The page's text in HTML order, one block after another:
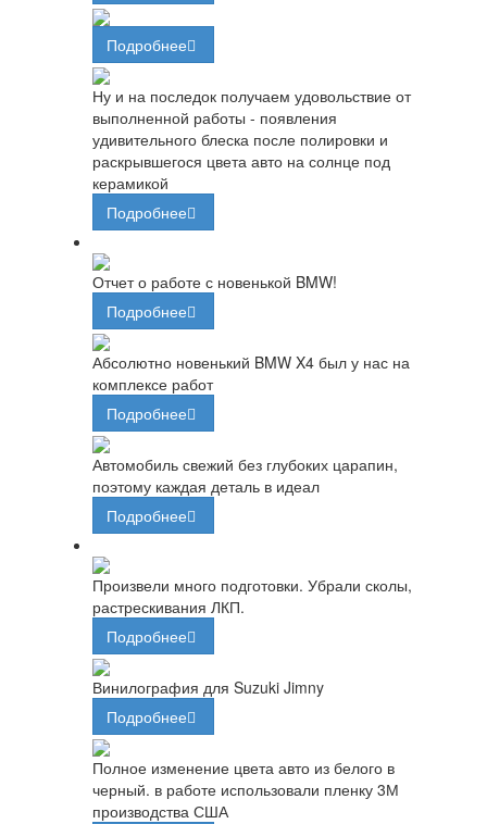
Подробнее
Ну и на последок получаем удовольствие от
выполненной работы - появления
удивительного блеска после полировки и
раскрывшегося цвета авто на солнце под
керамикой
Подробнее
Отчет о работе с новенькой BMW!
Подробнее
Абсолютно новенький BMW X4 был у нас на
комплексе работ
Подробнее
Автомобиль свежий без глубоких царапин,
поэтому каждая деталь в идеал
Подробнее
Произвели много подготовки. Убрали сколы,
растрескивания ЛКП.
Подробнее
Винилография для Suzuki Jimny
Подробнее
Полное изменение цвета авто из белого в
черный. в работе использовали пленку 3М
производства США